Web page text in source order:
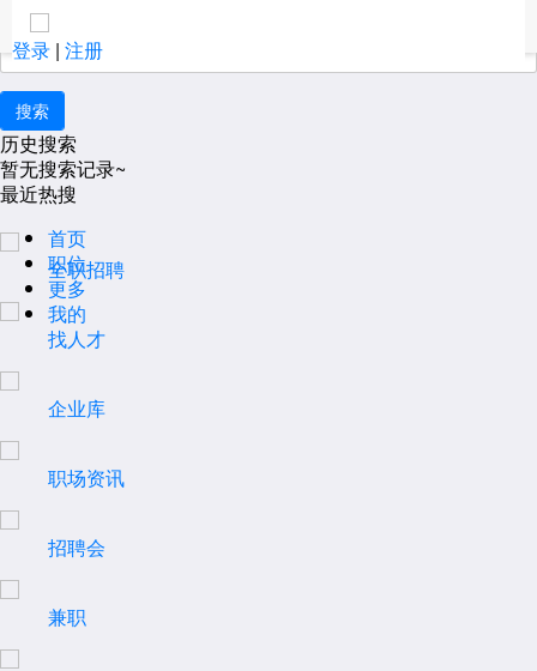
登录 | 注册
安顺大家都在搜：
全职招聘
找人才
企业库
职场资讯
招聘会
兼职
取消
历史搜索
暂无搜索记录~
最近热搜
首页
职位
更多
我的